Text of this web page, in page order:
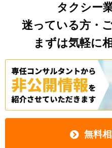
タクシー
迷っている方・
まずは気軽に
無料